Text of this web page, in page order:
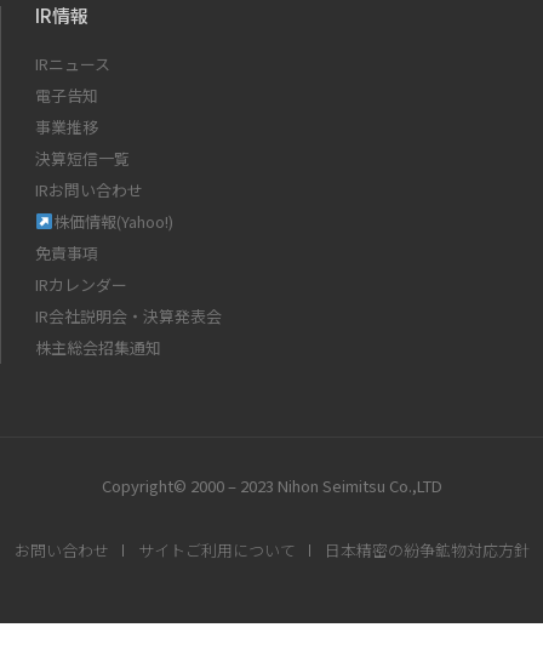
IR情報
IRニュース
電子告知
事業推移
決算短信一覧
IRお問い合わせ
株価情報(Yahoo!)
免責事項
IRカレンダー
IR会社説明会・決算発表会
株主総会招集通知
Copyright© 2000 – 2023 Nihon Seimitsu Co.,LTD
お問い合わせ サイトご利用について 日本精密の紛争鉱物対応方針